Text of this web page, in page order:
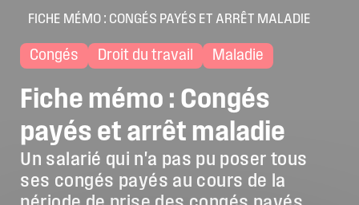
Trouver un artisan
Devenir adhérent
Espace adhérent
Nos partenaires
Billetterie
FICHE MÉMO : CONGÉS PAYÉS ET ARRÊT MALADIE
Congés Droit du travail Maladie
Fiche mémo : Congés
payés et arrêt maladie
Un salarié qui n'a pas pu poser tous
ses congés payés au cours de la